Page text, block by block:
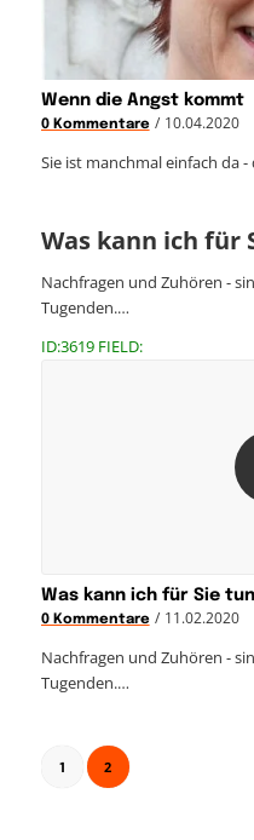
Wenn die Angst kommt
0 Kommentare / 10.04.2020
Sie ist manchmal einfach da
Was kann ich für
Nachfragen und Zuhören -
Tugenden.…
ID:3619 FIELD:
Was kann ich für Sie
0 Kommentare / 11.02.2020
Nachfragen und Zuhören -
Tugenden.…
1 2